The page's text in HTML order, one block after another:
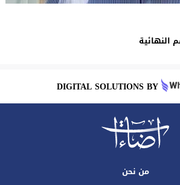
النهائية
DIGITAL SOLUTIONS BY
من نحن